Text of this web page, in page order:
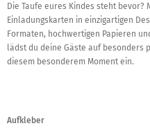
Die Taufe eures Kindes steht bevor?
Einladungskarten in einzigartigen
Formaten, hochwertigen Papieren
lädst du deine Gäste auf besonders
diesem besonderem Moment ein.
Aufkleber